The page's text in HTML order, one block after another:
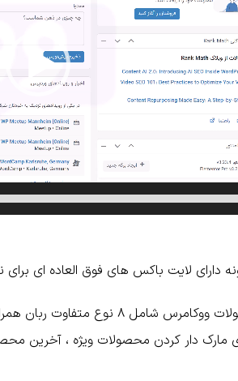
دارای لایت باکس های فوق العاده ای
مارک دار کردن محصولات ویژه ، آخرین